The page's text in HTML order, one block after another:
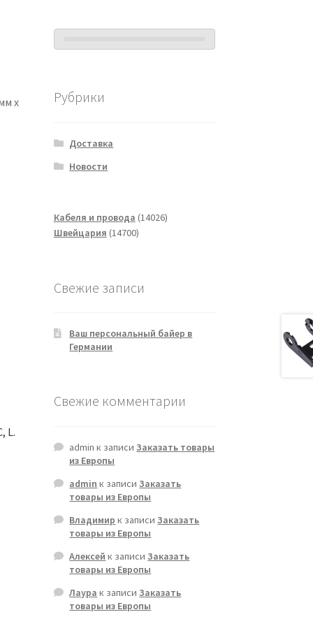
x
L.
Рубрики
Доставка
Новости
Кабеля и провода 1402614026
Швейцария 1470014700
Свежие записи
Ваш персональный байер в
Германии
Свежие комментарии
admin к записиЗаказать товары
из Европы
admin к записиЗаказать
товары из Европы
Владимир к записиЗаказать
товары из Европы
Алексей к записиЗаказать
товары из Европы
Лаура к записиЗаказать
товары из Европы